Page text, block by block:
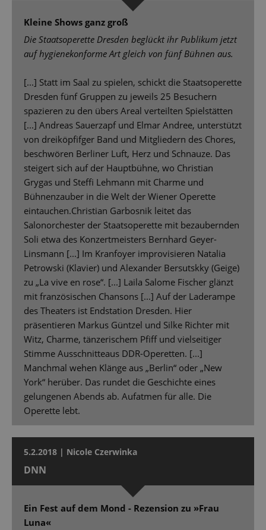
Kleine Shows ganz groß
Die Staatsoperette Dresden beglückt ihr Publikum jetzt
auf hygienekonforme Art gleich von fünf Bühnen aus.
[...] Statt im Saal zu spielen, schickt die Staatsoperette
Dresden fünf Gruppen zu jeweils 25 Besuchern
spazieren zu den übers Areal verteilten Spielstätten
[...] Andreas Sauerzapf und Elmar Andree, unterstützt
von dreiköpfifger Band und Mitgliedern des Chores,
beschwören Berliner Luft, Herz und Schnauze. Das
steigert sich auf der Hauptbühne, wo Christian
Grygas und Steffi Lehmann mit Charme und
Bühnenzauber in die Welt der Wiener Operette
eintauchen.Christian Garbosnik leitet das
Salonorchester der Staatsoperette mit bezaubernden
Soli etwa des Konzertmeisters Bernhard Geyer-
Linsmann [...] Im Kranfoyer improvisieren Natalia
Petrowski (Klavier) und Alexander Bersutskky (Geige)
zu „La vive en rose“. [...] Laila Salome Fischer glänzt
mit französischen Chansons [...] Auf der Laderampe
des Theaters ist Endstation Dresden. Hier
präsentieren Markus Güntzel und Silke Richter mit
Witz, Charme, tänzerischem Pfiff und vielseitiger
Stimme Ausschnitteaus DDR-Operetten. [...]
Manchmal wehen Klänge aus „Berlin“ oder „New
York“ herüber. Das rundet die Geschichte eines
gelungenen Abends ab. Aufatmen für alle. Die
Operette lebt.
5.2.2018 | Nicole Czerwinka
DNN
Ein Fest auf dem Mond - Rezension zu »Frau
Luna«